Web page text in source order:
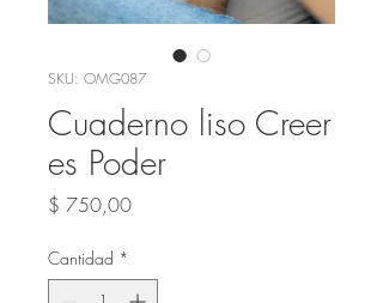
SKU: OMG087
Cuaderno liso Creer
es Poder
$ 750,00Precio
Cantidad *